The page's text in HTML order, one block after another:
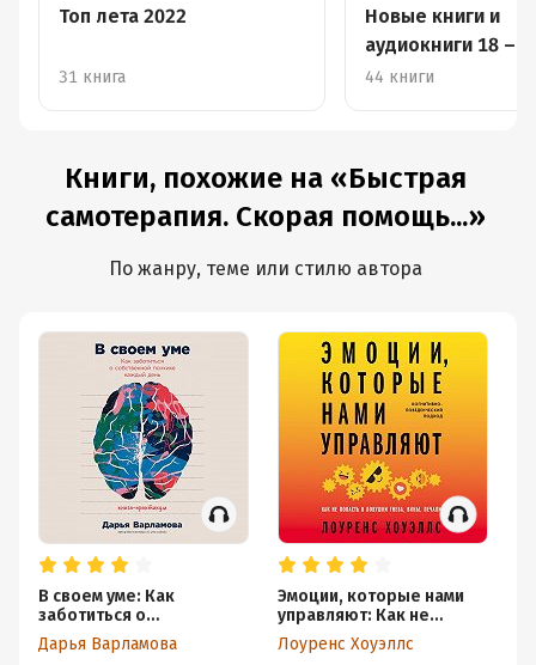
Топ лета 2022
31 книга
Новые книги и
аудиокниги 18 –
44 книги
Книги, похожие на «Быстрая
самотерапия. Скорая помощь...»
По жанру, теме или стилю автора
В своем уме: Как
заботиться о
собственной психике
каждый день
Дарья Варламова
Эмоции, которые нами
управляют: Как не
попасть в ловушки гнева,
вины, печали.
Лоуренс Хоуэллс